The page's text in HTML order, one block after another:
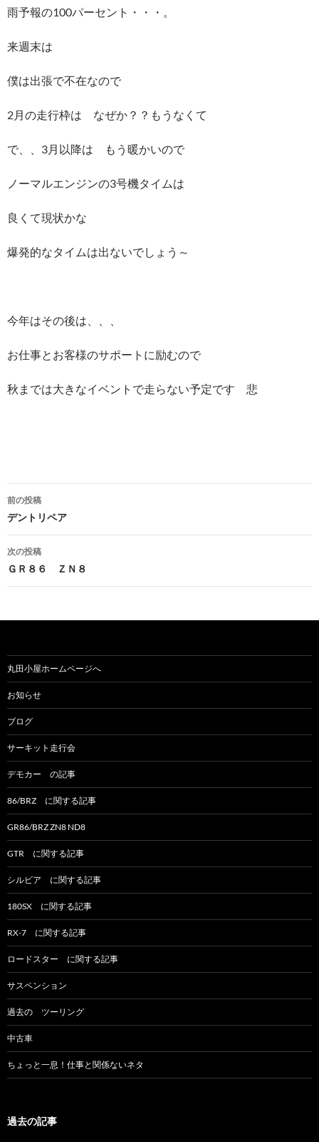
雨予報の100パーセント・・・。
来週末は
僕は出張で不在なので
2月の走行枠は なぜか？？もうなくて
で、、3月以降は もう暖かいので
ノーマルエンジンの3号機タイムは
良くて現状かな
爆発的なタイムは出ないでしょう～
今年はその後は、、、
お仕事とお客様のサポートに励むので
秋までは大きなイベントで走らない予定です 悲
投
稿
ナ
ゲ
シ
ョ
ン
前の投稿
デントリペア
次の投稿
ＧＲ８６ ＺＮ８
丸田小屋ホームページへ
お知らせ
ブログ
サーキット走行会
デモカー の記事
86/BRZ に関する記事
GR86/BRZ ZN8 ND8
GTR に関する記事
シルビア に関する記事
180SX に関する記事
RX-7 に関する記事
ロードスター に関する記事
サスペンション
過去の ツーリング
中古車
ちょっと一息！仕事と関係ないネタ
過去の記事